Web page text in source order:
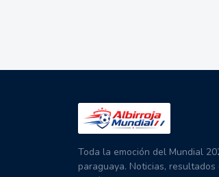
Toda la emoción del Mundial
paraguaya. Noticias,